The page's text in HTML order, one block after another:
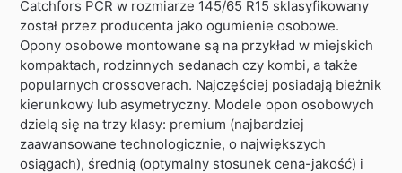
Catchfors PCR w rozmiarze 145/65 R15 sklasyfikowany
został przez producenta jako ogumienie osobowe.
Opony osobowe montowane są na przykład w miejskich
kompaktach, rodzinnych sedanach czy kombi, a także
popularnych crossoverach. Najczęściej posiadają bieżnik
kierunkowy lub asymetryczny. Modele opon osobowych
dzielą się na trzy klasy: premium (najbardziej
zaawansowane technologicznie, o największych
osiągach), średnią (optymalny stosunek cena-jakość) i